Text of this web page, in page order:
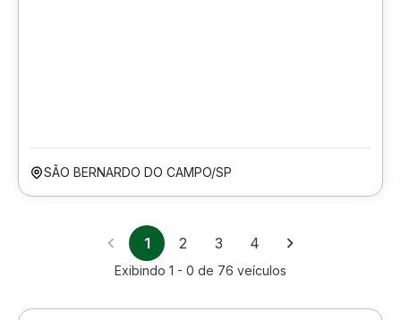
SÃO BERNARDO DO CAMPO/SP
1 2 3 4
Exibindo 1 - 0 de 76 veículos